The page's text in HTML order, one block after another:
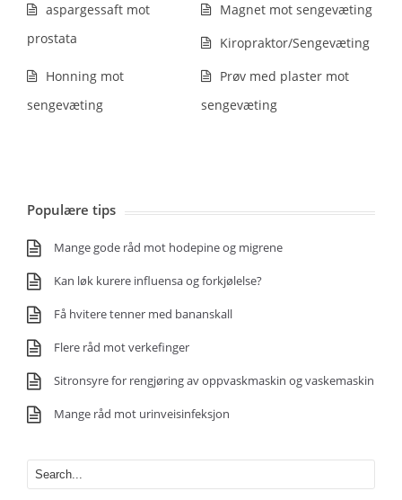
aspargessaft mot
prostata
Magnet mot sengevæting
Kiropraktor/Sengevæting
Honning mot
sengevæting
Prøv med plaster mot
sengevæting
Populære tips
Mange gode råd mot hodepine og migrene
Kan løk kurere influensa og forkjølelse?
Få hvitere tenner med bananskall
Flere råd mot verkefinger
Sitronsyre for rengjøring av oppvaskmaskin og vaskemaskin
Mange råd mot urinveisinfeksjon